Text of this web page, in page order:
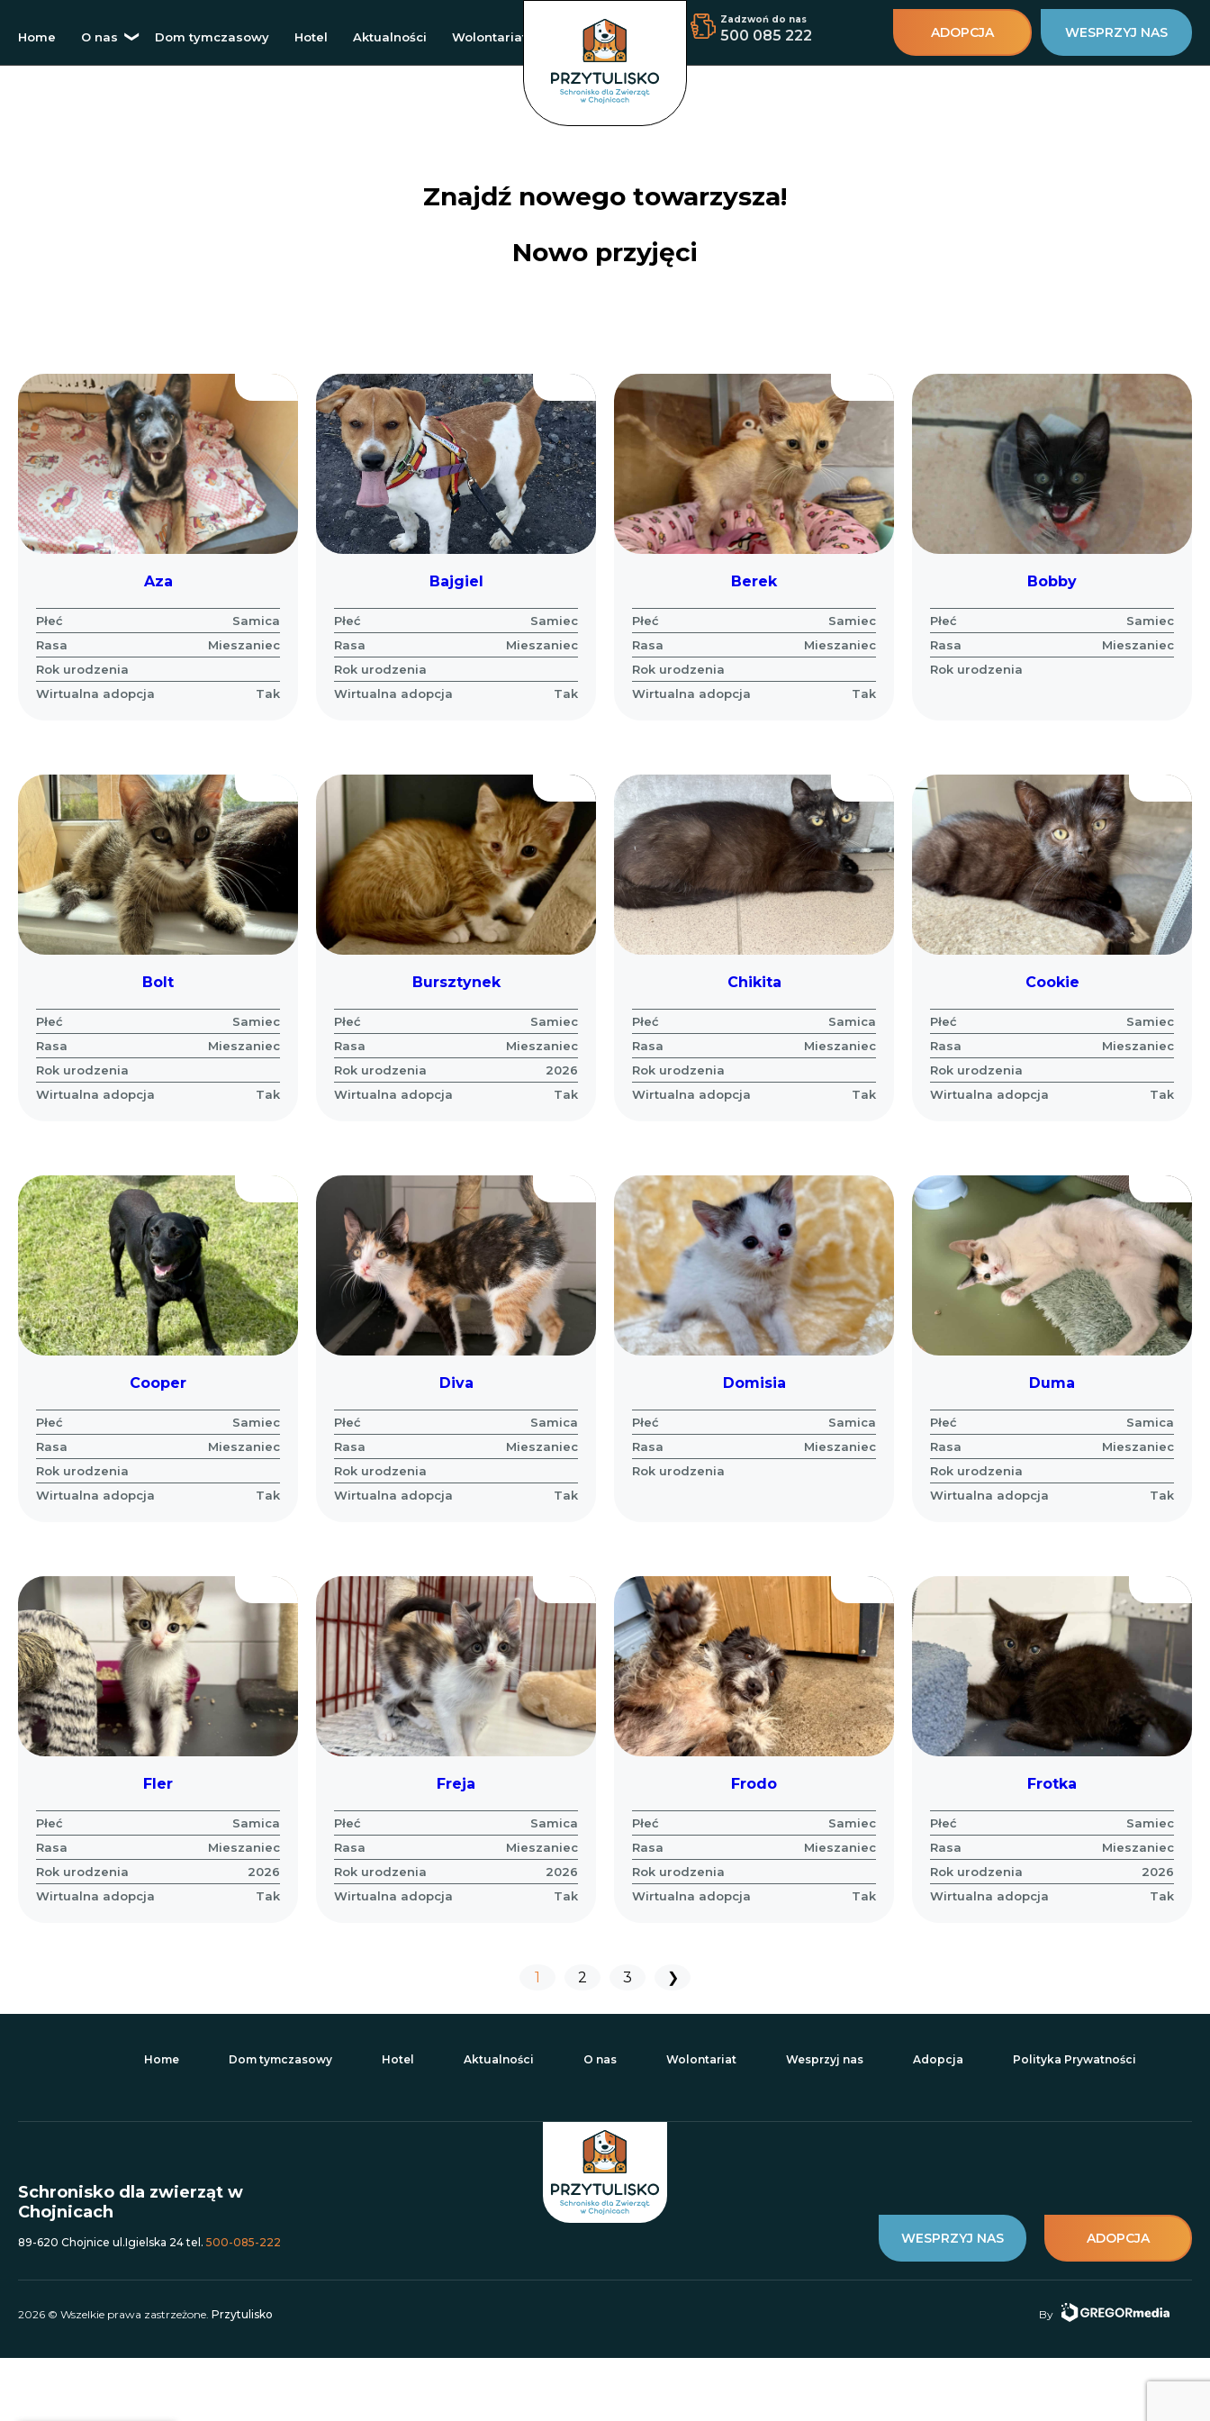
Home O nas Dom tymczasowy Hotel Aktualności Wolontariat
Zadzwoń do nas
500 085 222 ADOPCJA WESPRZYJ NAS
Znajdź nowego towarzysza!
Nowo przyjęci
Aza
Płeć
Samica
Rasa
Mieszaniec
Rok urodzenia
Wirtualna adopcja
Tak
Bajgiel
Płeć
Samiec
Rasa
Mieszaniec
Rok urodzenia
Wirtualna adopcja
Tak
Berek
Płeć
Samiec
Rasa
Mieszaniec
Rok urodzenia
Wirtualna adopcja
Tak
Bobby
Płeć
Samiec
Rasa
Mieszaniec
Rok urodzenia
Bolt
Płeć
Samiec
Rasa
Mieszaniec
Rok urodzenia
Wirtualna adopcja
Tak
Bursztynek
Płeć
Samiec
Rasa
Mieszaniec
Rok urodzenia
2026
Wirtualna adopcja
Tak
Chikita
Płeć
Samica
Rasa
Mieszaniec
Rok urodzenia
Wirtualna adopcja
Tak
Cookie
Płeć
Samiec
Rasa
Mieszaniec
Rok urodzenia
Wirtualna adopcja
Tak
Cooper
Płeć
Samiec
Rasa
Mieszaniec
Rok urodzenia
Wirtualna adopcja
Tak
Diva
Płeć
Samica
Rasa
Mieszaniec
Rok urodzenia
Wirtualna adopcja
Tak
Domisia
Płeć
Samica
Rasa
Mieszaniec
Rok urodzenia
Duma
Płeć
Samica
Rasa
Mieszaniec
Rok urodzenia
Wirtualna adopcja
Tak
Fler
Płeć
Samica
Rasa
Mieszaniec
Rok urodzenia
2026
Wirtualna adopcja
Tak
Freja
Płeć
Samica
Rasa
Mieszaniec
Rok urodzenia
2026
Wirtualna adopcja
Tak
Frodo
Płeć
Samiec
Rasa
Mieszaniec
Rok urodzenia
Wirtualna adopcja
Tak
Frotka
Płeć
Samiec
Rasa
Mieszaniec
Rok urodzenia
2026
Wirtualna adopcja
Tak
1 2 3 ❯
Home Dom tymczasowy Hotel Aktualności O nas Wolontariat Wesprzyj nas Adopcja Polityka Prywatności
Schronisko dla zwierząt w
Chojnicach
89-620 Chojnice ul.Igielska 24 tel. 500-085-222 ADOPCJA
WESPRZYJ NAS
2026 © Wszelkie prawa zastrzeżone. Przytulisko By